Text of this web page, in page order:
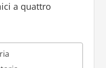
a quattro